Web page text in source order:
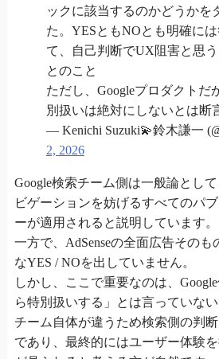
ックに該当するのかどうかを
た。YESともNOとも明確には
て、自己判断でUX阻害と思
とのこと
ただし、Googleプロダクトだ
別扱いは絶対にしないとは断
— Kenichi Suzuki💫鈴木謙一
2, 2026
Google検索チーム側は一般論とし
ビゲーションを妨げるすべてのパ
ーが適用されると説明しています。
一方で、AdSenseの全面広告その
なYES / NOを出していません。
しかし、ここで重要なのは、
ら特別扱いする」とは言っていない
チーム自体が違うため検索側の判
であり、最終的にはユーザー体験